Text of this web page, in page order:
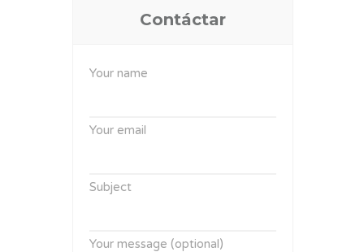
Contáctar
Your name
Your email
Subject
Your message (optional)